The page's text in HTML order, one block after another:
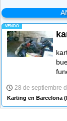
-VENDO-
28 de septiembre
Karting en Barcelona